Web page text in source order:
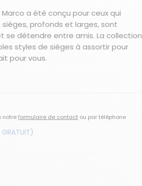
Marco a été conçu pour ceux qui
profonds et larges, sont
se détendre entre amis. La collection
styles de sièges à assortir pour
pour vous.
notreformulaire de contact ou par téléphone